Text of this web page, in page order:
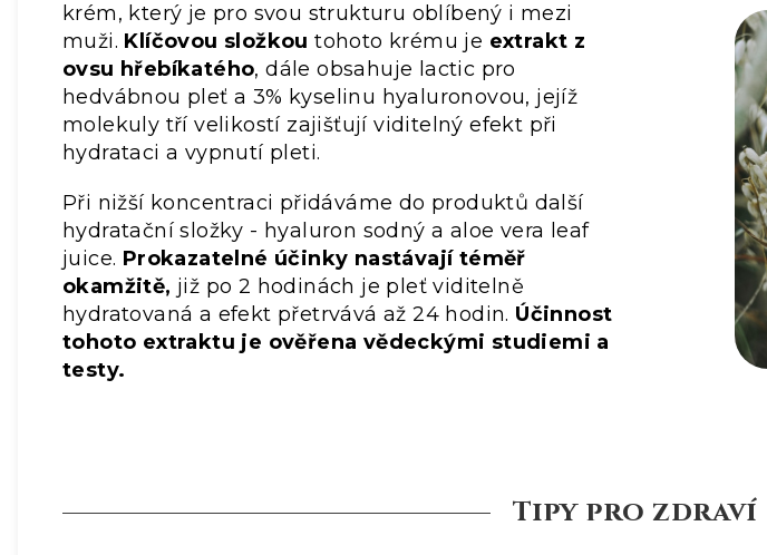
krém, který je pro svou strukturu oblíbený i mezi
muži. Klíčovou složkoutohoto krému je extrakt z
ovsu hřebíkatého, dále obsahuje lactic pro
hedvábnou pleť a 3% kyselinu hyaluronovou, jejíž
molekuly tří velikostí zajišťují viditelný efekt při
hydrataci a vypnutí pleti.
Při nižší koncentraci přidáváme do produktů další
hydratační složky - hyaluron sodný a aloe vera leaf
juice. Prokazatelné účinky nastávají téměř
okamžitě, již po 2 hodinách je pleť viditelně
hydratovaná a efekt přetrvává až 24 hodin. Účinnost
tohoto extraktu je ověřena vědeckými studiemi a
testy.
Tipy pro zdraví